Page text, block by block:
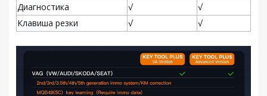
Диагностика
√
√
Клавиша резки
√ √